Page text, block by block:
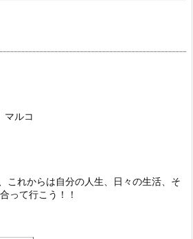
マルコ
これからは自分の人生、日々の生活、そ
って行こう！！